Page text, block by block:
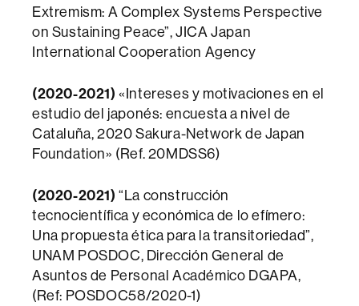
Extremism: A Complex Systems Perspective
on Sustaining Peace”, JICA Japan
International Cooperation Agency
(2020-2021) «Intereses y motivaciones en el
estudio del japonés: encuesta a nivel de
Cataluña, 2020 Sakura-Network de Japan
Foundation» (Ref. 20MDSS6)
(2020-2021) “La construcción
tecnocientífica y económica de lo efímero:
Una propuesta ética para la transitoriedad”,
UNAM POSDOC, Dirección General de
Asuntos de Personal Académico DGAPA,
(Ref: POSDOC58/2020-1)